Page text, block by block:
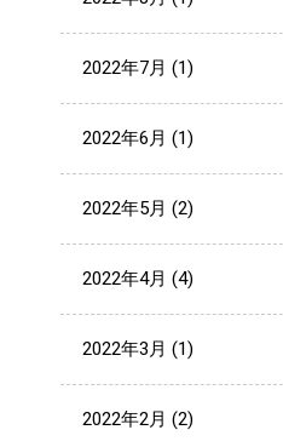
2022年7月 (1)
2022年6月 (1)
2022年5月 (2)
2022年4月 (4)
2022年3月 (1)
2022年2月 (2)